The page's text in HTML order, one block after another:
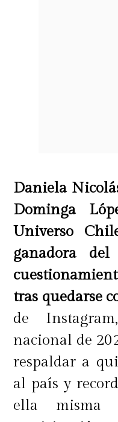
Daniela
Dominga
Universo
ganadora del
tras quedarse
de
nacional de
respaldar a
al país y
ella misma